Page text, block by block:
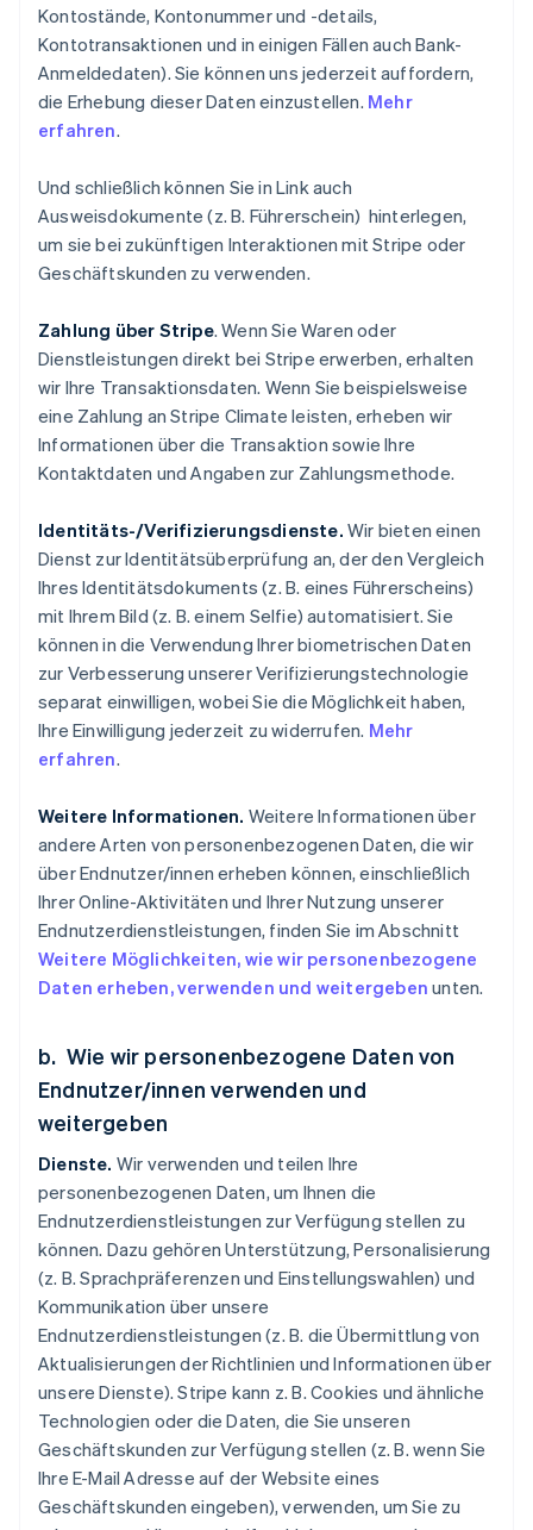
Kontostände, Kontonummer und -details,
Kontotransaktionen und in einigen Fällen auch Bank-
Anmeldedaten). Sie können uns jederzeit auffordern,
die Erhebung dieser Daten einzustellen. Mehr
erfahren.
Und schließlich können Sie in Link auch
Ausweisdokumente (z. B. Führerschein) hinterlegen,
um sie bei zukünftigen Interaktionen mit Stripe oder
Geschäftskunden zu verwenden.
Zahlung über Stripe. Wenn Sie Waren oder
Dienstleistungen direkt bei Stripe erwerben, erhalten
wir Ihre Transaktionsdaten. Wenn Sie beispielsweise
eine Zahlung an Stripe Climate leisten, erheben wir
Informationen über die Transaktion sowie Ihre
Kontaktdaten und Angaben zur Zahlungsmethode.
Identitäts-/Verifizierungsdienste. Wir bieten einen
Dienst zur Identitätsüberprüfung an, der den Vergleich
Ihres Identitätsdokuments (z. B. eines Führerscheins)
mit Ihrem Bild (z. B. einem Selfie) automatisiert. Sie
können in die Verwendung Ihrer biometrischen Daten
zur Verbesserung unserer Verifizierungstechnologie
separat einwilligen, wobei Sie die Möglichkeit haben,
Ihre Einwilligung jederzeit zu widerrufen. Mehr
erfahren.
Weitere Informationen. Weitere Informationen über
andere Arten von personenbezogenen Daten, die wir
über Endnutzer/innen erheben können, einschließlich
Ihrer Online-Aktivitäten und Ihrer Nutzung unserer
Endnutzerdienstleistungen, finden Sie im Abschnitt
Weitere Möglichkeiten, wie wir personenbezogene
Daten erheben, verwenden und weitergeben unten.
b. Wie wir personenbezogene Daten von
Endnutzer/innen verwenden und
weitergeben
Dienste. Wir verwenden und teilen Ihre
personenbezogenen Daten, um Ihnen die
Endnutzerdienstleistungen zur Verfügung stellen zu
können. Dazu gehören Unterstützung, Personalisierung
(z. B. Sprachpräferenzen und Einstellungswahlen) und
Kommunikation über unsere
Endnutzerdienstleistungen (z. B. die Übermittlung von
Aktualisierungen der Richtlinien und Informationen über
unsere Dienste). Stripe kann z. B. Cookies und ähnliche
Technologien oder die Daten, die Sie unseren
Geschäftskunden zur Verfügung stellen (z. B. wenn Sie
Ihre E-Mail Adresse auf der Website eines
Geschäftskunden eingeben), verwenden, um Sie zu